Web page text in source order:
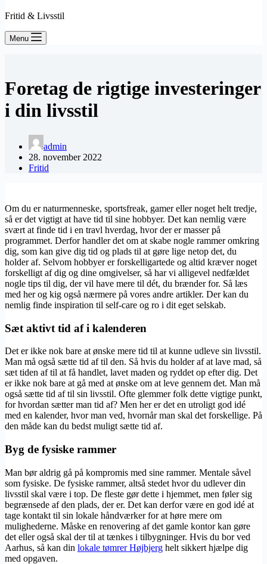
Fritid & Livsstil
Menu
Foretag de rigtige investeringer
i din livsstil
admin
28. november 2022
Fritid
Om du er naturmenneske, sportsfreak, gamer eller noget helt tredje,
så er det vigtigt at have tid til sine hobbyer. Det kan nemlig være
svært at finde tid i en travl hverdag, hvor der er masser på
programmet. Derfor handler det om at skabe nogle rammer omkring
dig, som kan give dig tid og plads til at gøre lige netop det, du
holder af. Selvom hobbyer er forskelligartede og altid kræver noget
forskelligt af dig og dine omgivelser, så har vi alligevel nedfældet
nogle tips til dig, der vil have mere til dét, du brænder for. Så læs
med her og kig også nærmere på vores andre artikler. Der kan du
nemlig finde inspiration til self-care og ro i dit eget selskab.
Sæt aktivt tid af i kalenderen
Det er ikke nok bare at ønske mere tid til at kunne udleve sin livsstil.
Man må også sætte tid af til den. Så hvis du holder af at lave mad, så
sæt tiden af til at få handlet, lavet maden og ryddet op efter dig. Det
er ikke nok bare at gå med at ønske om at leve gennem det. Man må
også sætte tid af til sin livsstil. Ofte glemmer folk dette vigtige punkt,
for hvordan sætter man tid af? Men her er det en utroligt god idé
med en kalender, hvor man ved, hvornår man skal det forskellige. På
den måde kan du bedst muligt sætte tid af.
Byg de fysiske rammer
Man bør aldrig gå på kompromis med sine rammer. Mentale såvel
som fysiske. De fysiske rammer, altså stedet hvor du udlever din
livsstil skal være i top. De fleste gør dette i hjemmet, men føler sig
begrænsede af den plads, der er. Det kan derfor være en god idé at
tage kontakt til sin lokale håndværker for at høre mere om
mulighederne. Måske en renovering af det gamle kontor kan gøre
det eller også skal der til at tænkes i tilbygninger. Hvis du bor ved
Aarhus, så kan din lokale tømrer Højbjerg helt sikkert hjælpe dig
med opgaven.